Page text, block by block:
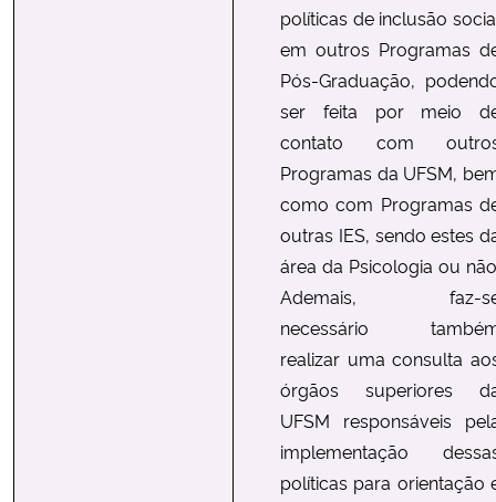
políticas de inclusão
em outros Programas
Pós-Graduação,
ser feita por meio
contato com
Programas da UFSM,
como com Programas
outras IES, sendo estes
área da Psicologia ou
Ademais, faz-
necessário
realizar uma consulta
órgãos superiores
UFSM responsáveis
implementação
políticas para orientação